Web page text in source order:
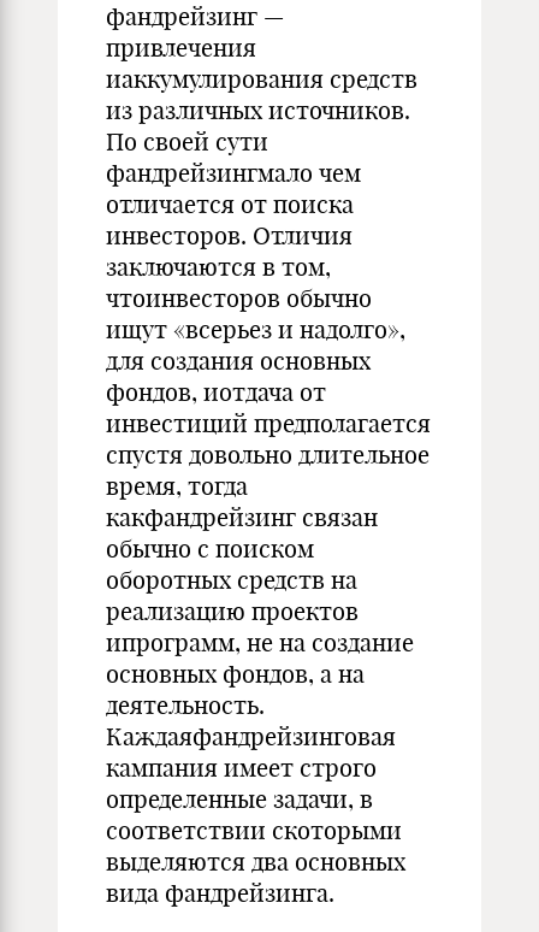
фандрейзинг —
привлечения
иаккумулирова­ния средств
из различных источников.
По сво­ей сути
фандрейзингмало чем
отличается от поиска
инвесторов. Отличия
заключаются в том,
чтоинвесторов обычно
ищут «всерьез и надол­го»,
для создания основных
фондов, иотдача от
инвестиций предполагается
спустя довольно длительное
время, тогда
какфандрейзинг свя­зан
обычно с поиском
оборотных средств на
реализацию проектов
ипрограмм, не на созда­ние
основных фондов, а на
деятельность.
Каждаяфандрейзинговая
кампания имеет строго
определенные задачи, в
соответствии скоторыми
выделяются два основных
вида фанд­рейзинга.